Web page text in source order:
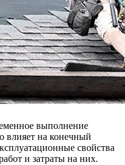
выполнение
влияет на конечный
свойства
и затраты на них.